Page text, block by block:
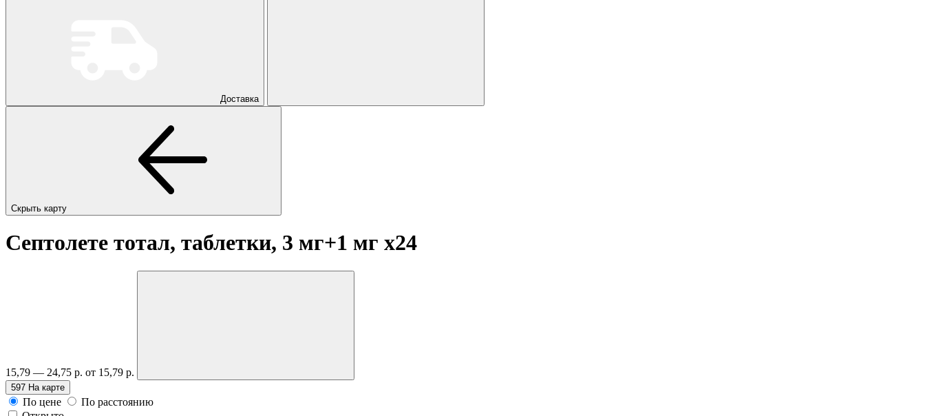
Доставка
Скрыть карту
Септолете тотал, таблетки, 3 мг+1 мг x24
15,79 — 24,75 р. от 15,79 р.
597 На карте
По цене
По расстоянию